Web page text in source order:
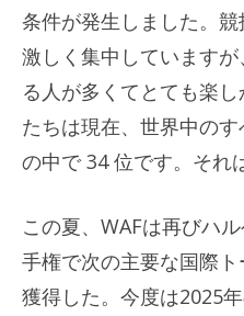
条件が発生しました。
激しく集中しています
る人が多くてとても楽
たちは現在、世界中の
の中で 34 位です。それ
この夏、WAFは再びハ
手権で次の主要な国際
獲得した。今度は2025